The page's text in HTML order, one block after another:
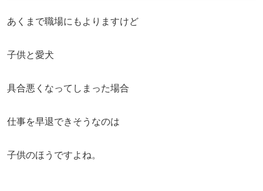
あくまで職場にもよりますけど
子供と愛犬
具合悪くなってしまった場合
仕事を早退できそうなのは
子供のほうですよね。